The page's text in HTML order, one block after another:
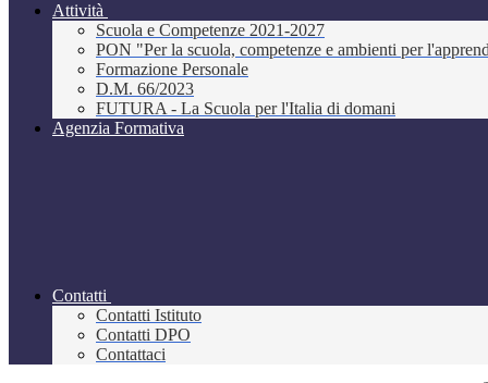
Attività
Scuola e Competenze 2021-2027
PON "Per la scuola, competenze e ambienti per
Formazione Personale
D.M. 66/2023
FUTURA - La Scuola per l'Italia di domani
Agenzia Formativa
Contatti
Contatti Istituto
Contatti DPO
Contattaci